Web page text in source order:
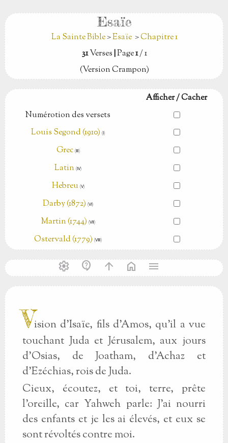
Esaïe
La Sainte Bible>Esaïe>Chapitre 1
31Verses|Page1/ 1
(Version Crampon)
Afficher / Cacher
Numérotion des versets
Louis Segond (1910) (Ⅰ)
Grec (Ⅲ)
Latin (Ⅳ)
Hebreu (Ⅴ)
Darby (1872) (Ⅵ)
Martin (1744) (Ⅶ)
Ostervald (1779) (Ⅷ)
settings contact_support arrow_upward home menu
Vision d'Isaïe, fils d'Amos, qu'il a vue
touchant Juda et Jérusalem, aux jours
d'Osias, de Joatham, d'Achaz et
d'Ezéchias, rois de Juda.
Cieux, écoutez, et toi, terre, prête
l'oreille, car Yahweh parle: J'ai nourri
des enfants et je les ai élevés, et eux se
sont révoltés contre moi.